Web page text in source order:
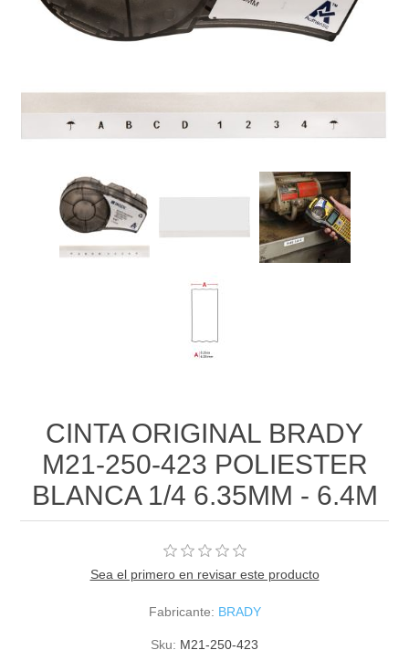
CINTA ORIGINAL BRADY
M21-250-423 POLIESTER
BLANCA 1/4 6.35MM - 6.4M
Sea el primero en revisar este producto
Fabricante: BRADY
Sku: M21-250-423